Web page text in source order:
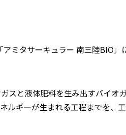
ミタサーキュラー 南三陸BIO」
スと液体肥料を生み出すバイオ
ルギーが生まれる工程までを、